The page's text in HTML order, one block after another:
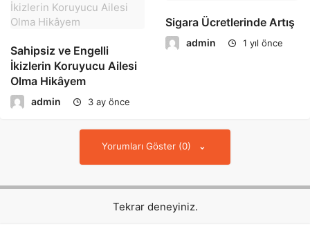
Sahipsiz ve Engelli
İkizlerin Koruyucu Ailesi
Olma Hikâyem
admin 3 ay önce
Sigara Ücretlerinde Artış
admin 1 yıl önce
Yorumları Göster (0)
Tekrar deneyiniz.